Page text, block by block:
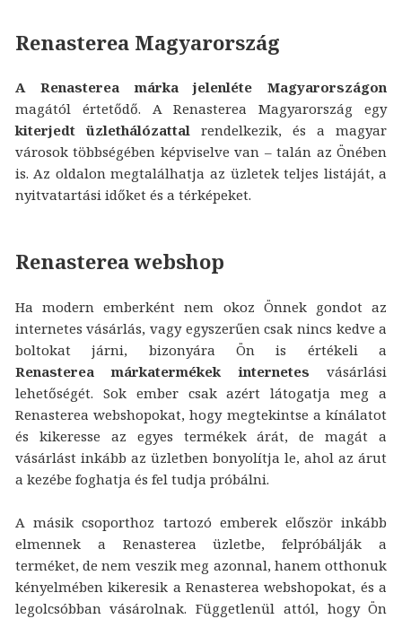
Renasterea Magyarország
A Renasterea márka jelenléte Magyarországon
magától értetődő. A Renasterea Magyarország egy
kiterjedt üzlethálózattalrendelkezik, és a magyar
városok többségében képviselve van – talán az Önében
is. Az oldalon megtalálhatja az üzletek teljes listáját, a
nyitvatartási időket és a térképeket.
Renasterea webshop
Ha modern emberként nem okoz Önnek gondot az
internetes vásárlás, vagy egyszerűen csak nincs kedve a
boltokat járni, bizonyára Ön is értékeli a
Renasterea márkatermékek internetes vásárlási
lehetőségét. Sok ember csak azért látogatja meg a
Renasterea webshopokat, hogy megtekintse a kínálatot
és kikeresse az egyes termékek árát, de magát a
vásárlást inkább az üzletben bonyolítja le, ahol az árut
a kezébe foghatja és fel tudja próbálni.
A másik csoporthoz tartozó emberek először inkább
elmennek a Renasterea üzletbe, felpróbálják a
terméket, de nem veszik meg azonnal, hanem otthonuk
kényelmében kikeresik a Renasterea webshopokat, és a
legolcsóbban vásárolnak. Függetlenül attól, hogy Ön